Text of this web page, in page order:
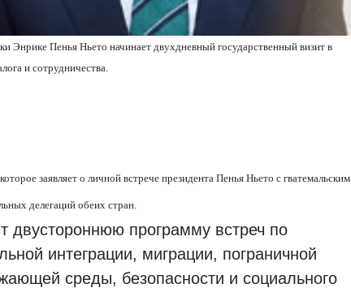
Пенья Ньето начинает двухдневный государственный визит в
и сотрудничества.
заявляет о личной встрече президента Пенья Ньето с гватемальским
делегаций обеих стран.
двустороннюю программу встреч по
интеграции, миграции, пограничной
среды, безопасности и социального